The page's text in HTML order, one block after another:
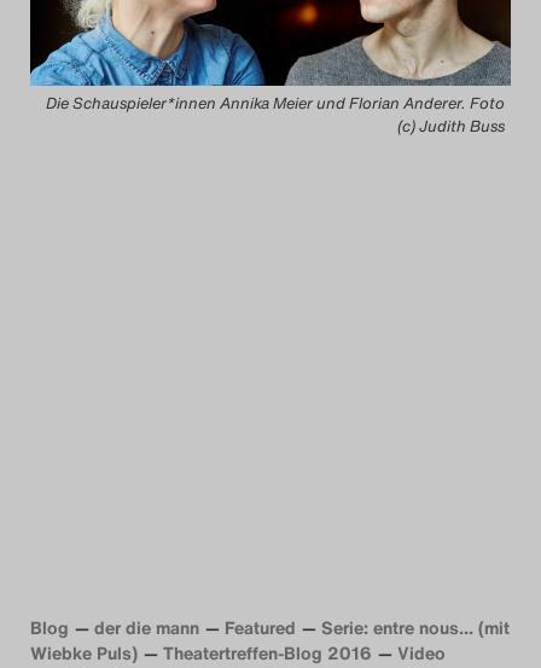
Das Theatertreffen-Blog
2014
2018 Alumni
Die Schauspieler*innen Annika Meier und Florian Anderer. Foto
(c) Judith Buss
Blog der die mann Featured
Serie: entre nous... (mit
Wiebke Puls)
Theatertreffen-Blog 2016 Video